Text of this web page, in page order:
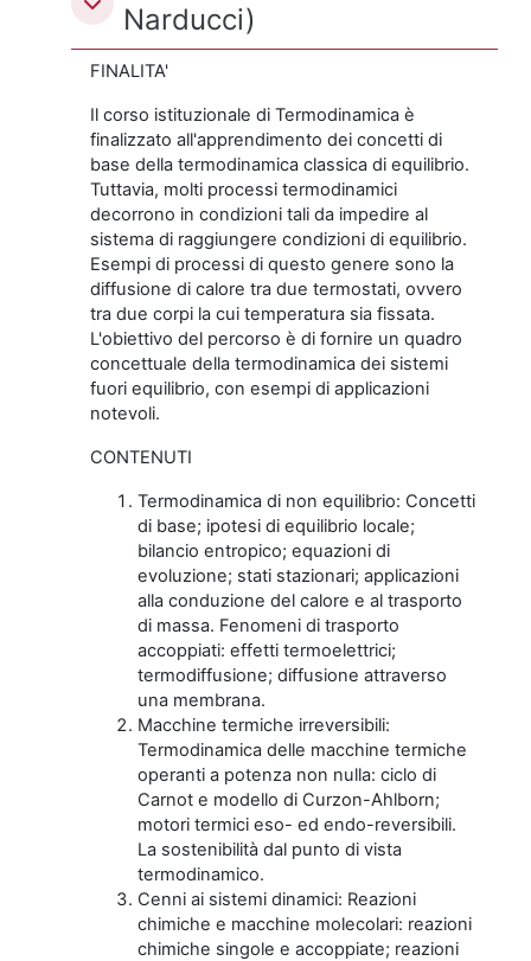
Narducci)
FINALITA'
Il corso istituzionale di Termodinamica è
finalizzato all'apprendimento dei concetti di
base della termodinamica classica di equilibrio.
Tuttavia, molti processi termodinamici
decorrono in condizioni tali da impedire al
sistema di raggiungere condizioni di equilibrio.
Esempi di processi di questo genere sono la
diffusione di calore tra due termostati, ovvero
tra due corpi la cui temperatura sia fissata.
L'obiettivo del percorso è di fornire un quadro
concettuale della termodinamica dei sistemi
fuori equilibrio, con esempi di applicazioni
notevoli.
CONTENUTI
Termodinamica di non equilibrio: Concetti
di base; ipotesi di equilibrio locale;
bilancio entropico; equazioni di
evoluzione; stati stazionari; applicazioni
alla conduzione del calore e al trasporto
di massa. Fenomeni di trasporto
accoppiati: effetti termoelettrici;
termodiffusione; diffusione attraverso
una membrana.
Macchine termiche irreversibili:
Termodinamica delle macchine termiche
operanti a potenza non nulla: ciclo di
Carnot e modello di Curzon-Ahlborn;
motori termici eso- ed endo-reversibili.
La sostenibilità dal punto di vista
termodinamico.
Cenni ai sistemi dinamici: Reazioni
chimiche e macchine molecolari: reazioni
chimiche singole e accoppiate; reazioni